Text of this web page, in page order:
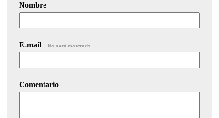
Nombre
E-mail No será mostrado.
Comentario